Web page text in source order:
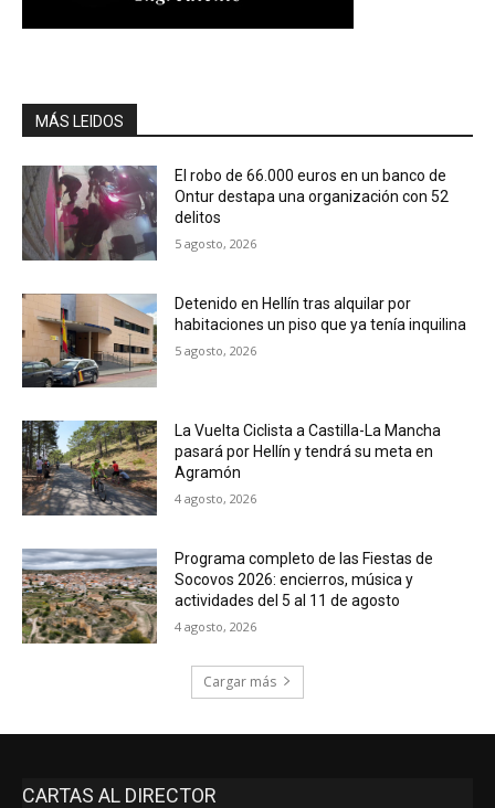
MÁS LEIDOS
El robo de 66.000 euros en un banco de
Ontur destapa una organización con 52
delitos
5 agosto, 2026
Detenido en Hellín tras alquilar por
habitaciones un piso que ya tenía inquilina
5 agosto, 2026
La Vuelta Ciclista a Castilla-La Mancha
pasará por Hellín y tendrá su meta en
Agramón
4 agosto, 2026
Programa completo de las Fiestas de
Socovos 2026: encierros, música y
actividades del 5 al 11 de agosto
4 agosto, 2026
Cargar más
CARTAS AL DIRECTOR